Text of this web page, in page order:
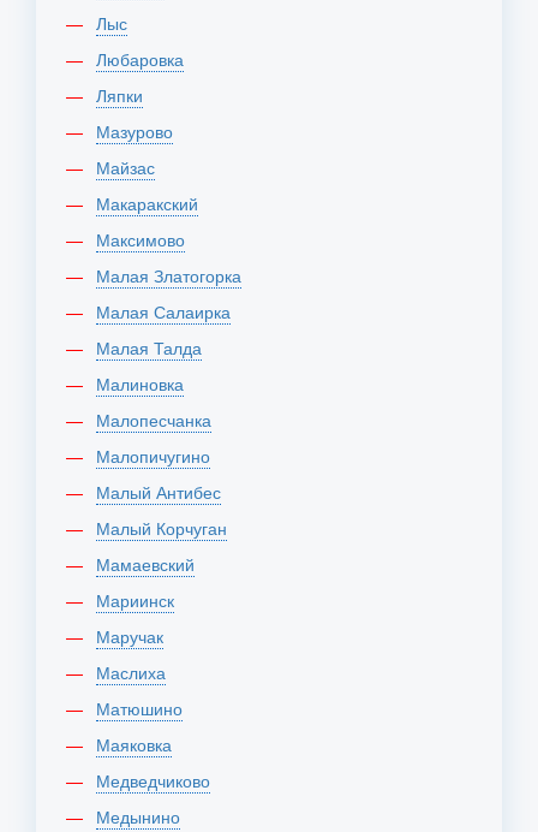
Лыс
Любаровка
Ляпки
Мазурово
Майзас
Макаракский
Максимово
Малая Златогорка
Малая Салаирка
Малая Талда
Малиновка
Малопесчанка
Малопичугино
Малый Антибес
Малый Корчуган
Мамаевский
Мариинск
Маручак
Маслиха
Матюшино
Маяковка
Медведчиково
Медынино